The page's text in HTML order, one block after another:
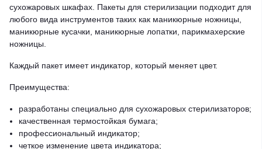
сухожаровых шкафах. Пакеты для стерилизации подходит для
любого вида инструментов таких как маникюрные ножницы,
маникюрные кусачки, маникюрные лопатки, парикмахерские
ножницы.
Каждый пакет имеет индикатор, который меняет цвет.
Преимущества:
разработаны специально для сухожаровых стерилизаторов;
качественная термостойкая бумага;
профессиональный индикатор;
четкое изменение цвета индикатора;